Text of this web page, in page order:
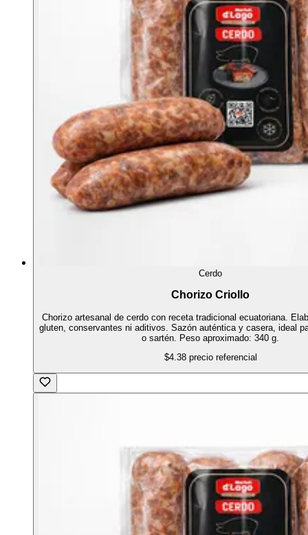
Cerdo
Chorizo Criollo
Chorizo artesanal de cerdo con receta tradicional ecuatoriana.
gluten, conservantes ni aditivos. Sazón auténtica y casera, ideal
o sartén. Peso aproximado: 340 g.
$4.38 precio referencial